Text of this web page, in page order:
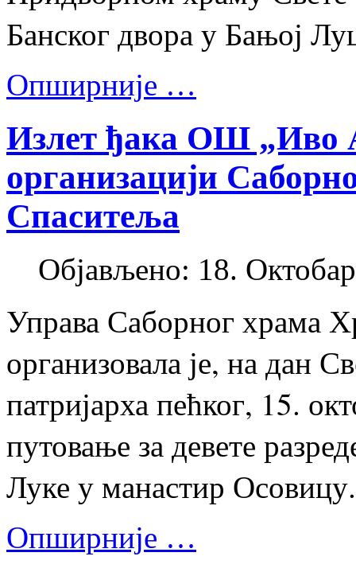
Банског двора у Бањој
Опширније …
Излет ђака ОШ „Иво
организацији
Спаситеља
Објављено: 18.
Управа Саборног храма
организовала је, на дан
патријарха пећког, 15.
путовање за девете
Луке у манастир Осовицу.
Опширније …